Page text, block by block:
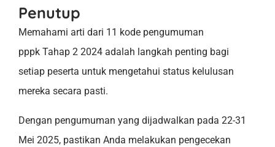
Penutup
Memahami arti dari 11 kode pengumuman
pppk Tahap 2 2024 adalah langkah penting bagi
setiap peserta untuk mengetahui status kelulusan
mereka secara pasti.
Dengan pengumuman yang dijadwalkan pada 22-31
Mei 2025, pastikan Anda melakukan pengecekan